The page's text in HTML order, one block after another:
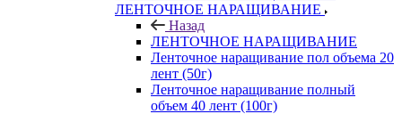
ЛЕНТОЧНОЕ НАРАЩИВАНИЕ
Назад
ЛЕНТОЧНОЕ НАРАЩИВАНИЕ
Ленточное наращивание пол объема 20
лент (50г)
Ленточное наращивание полный
объем 40 лент (100г)